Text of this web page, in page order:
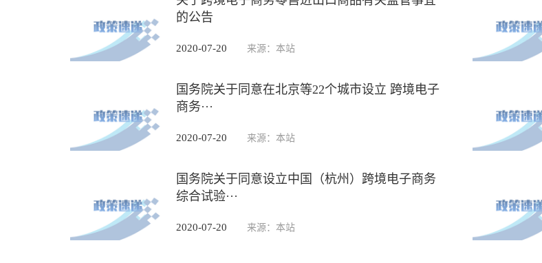
的公告
2020-07-20 来源：本站
国务院关于同意在北京等22个城市设立 跨境电子
商务···
2020-07-20 来源：本站
国务院关于同意设立中国（杭州）跨境电子商务
综合试验···
2020-07-20 来源：本站